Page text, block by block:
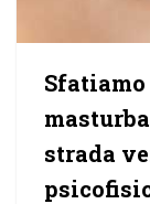
strada